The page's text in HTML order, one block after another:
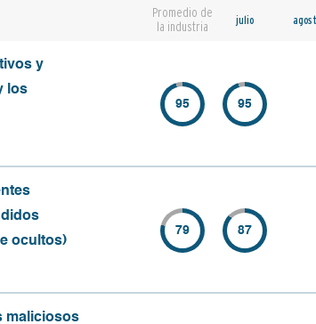
Promedio de
la industria
julio
y
los
95 95
ocultos)
79 87
maliciosos